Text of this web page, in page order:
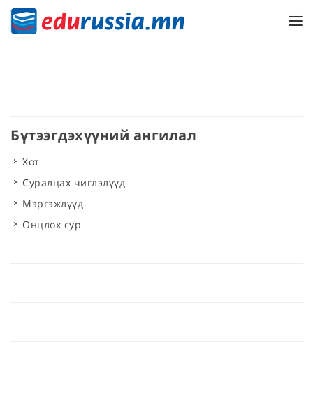
Бүтээгдэхүүний ангилал
Хот
Суралцах чиглэлүүд
Мэргэжлүүд
Онцлох сур